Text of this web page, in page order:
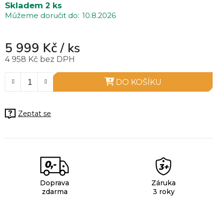
Skladem 2 ks
10.8.2026
5 999 Kč/ ks
4 958 Kč bez DPH
DO KOŠÍKU
Zeptat se
Doprava
zdarma
Záruka
3 roky